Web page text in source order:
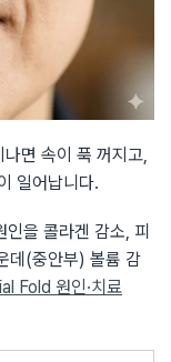
면 속이 푹 꺼지고,
일어납니다.
을 콜라겐 감소, 피
데(중안부) 볼륨 감
Fold 원인·치료